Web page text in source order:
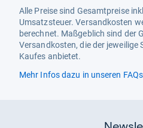
Alle Preise sind Gesamtpreise
Umsatzsteuer. Versandkosten
berechnet. Maßgeblich sind der
Versandkosten, die der jeweilige
Kaufes anbietet.
Mehr Infos dazu in unseren FAQs